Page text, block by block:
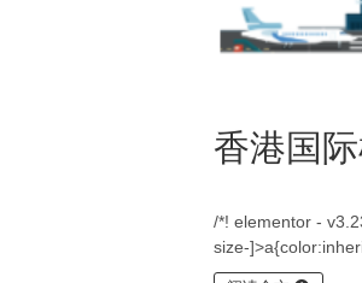
香港国
/*! elementor -
size-